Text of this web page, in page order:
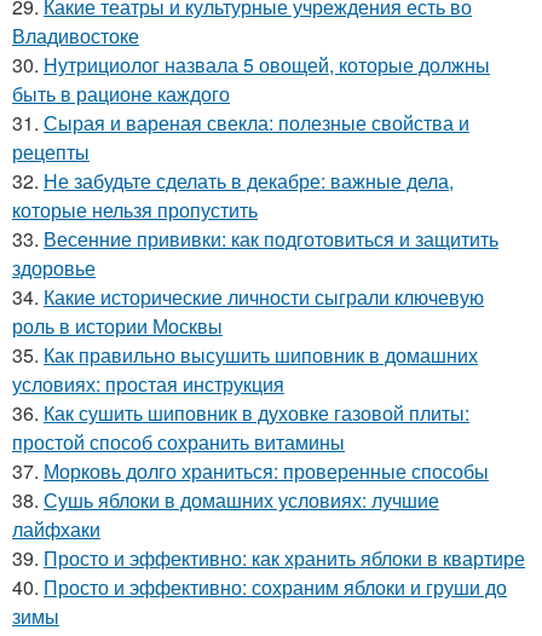
29. Какие театры и культурные учреждения есть во
Владивостоке
30. Нутрициолог назвала 5 овощей, которые должны
быть в рационе каждого
31. Сырая и вареная свекла: полезные свойства и
рецепты
32. Не забудьте сделать в декабре: важные дела,
которые нельзя пропустить
33. Весенние прививки: как подготовиться и защитить
здоровье
34. Какие исторические личности сыграли ключевую
роль в истории Москвы
35. Как правильно высушить шиповник в домашних
условиях: простая инструкция
36. Как сушить шиповник в духовке газовой плиты:
простой способ сохранить витамины
37. Морковь долго храниться: проверенные способы
38. Сушь яблоки в домашних условиях: лучшие
лайфхаки
39. Просто и эффективно: как хранить яблоки в квартире
40. Просто и эффективно: сохраним яблоки и груши до
зимы